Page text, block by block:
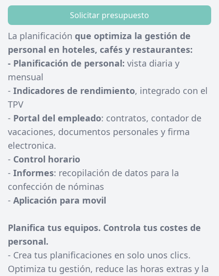
Solicitar presupuesto
La planificación que optimiza la gestión de
personal en hoteles, cafés y restaurantes:
- Planificación de personal: vista diaria y
mensual
- Indicadores de rendimiento, integrado con el
TPV
- Portal del empleado: contratos, contador de
vacaciones, documentos personales y firma
electronica.
- Control horario
- Informes: recopilación de datos para la
confección de nóminas
- Aplicación para movil
Planifica tus equipos. Controla tus costes de
personal.
- Crea tus planificaciones en solo unos clics.
Optimiza tu gestión, reduce las horas extras y la